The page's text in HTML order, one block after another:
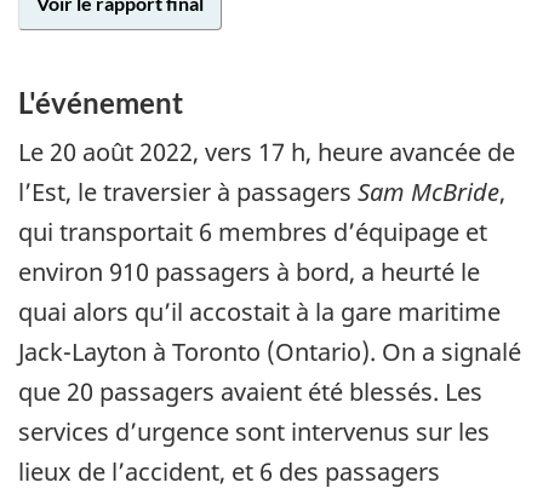
L'événement
Le 20 août 2022, vers 17 h, heure avancée de
l’Est, le traversier à passagers Sam McBride,
qui transportait 6 membres d’équipage et
environ 910 passagers à bord, a heurté le
quai alors qu’il accostait à la gare maritime
Jack-Layton à Toronto (Ontario). On a signalé
que 20 passagers avaient été blessés. Les
services d’urgence sont intervenus sur les
lieux de l’accident, et 6 des passagers